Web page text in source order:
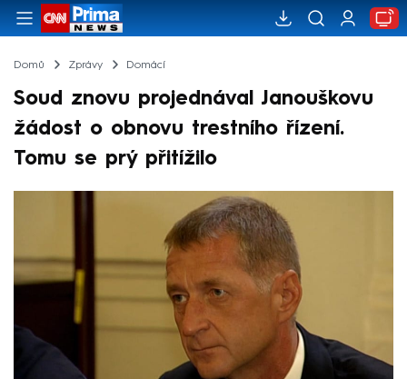
Domů Zprávy Domácí
Soud znovu projednával Janouškovu
žádost o obnovu trestního řízení.
Tomu se prý přitížilo